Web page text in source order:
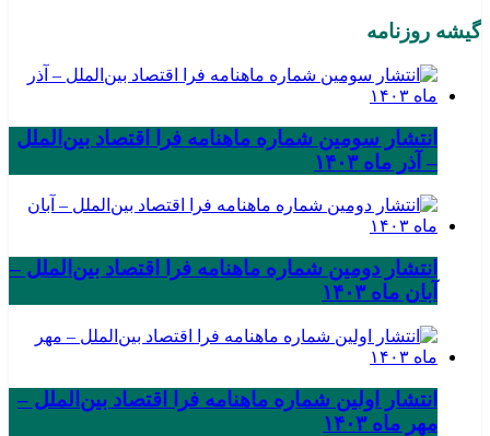
گیشه روزنامه
انتشار سومین شماره ماهنامه فرا اقتصاد بین‌الملل
– آذر ماه ۱۴۰۳
انتشار دومین شماره ماهنامه فرا اقتصاد بین‌الملل –
آبان ماه ۱۴۰۳
انتشار اولین شماره ماهنامه فرا اقتصاد بین‌الملل –
مهر ماه ۱۴۰۳